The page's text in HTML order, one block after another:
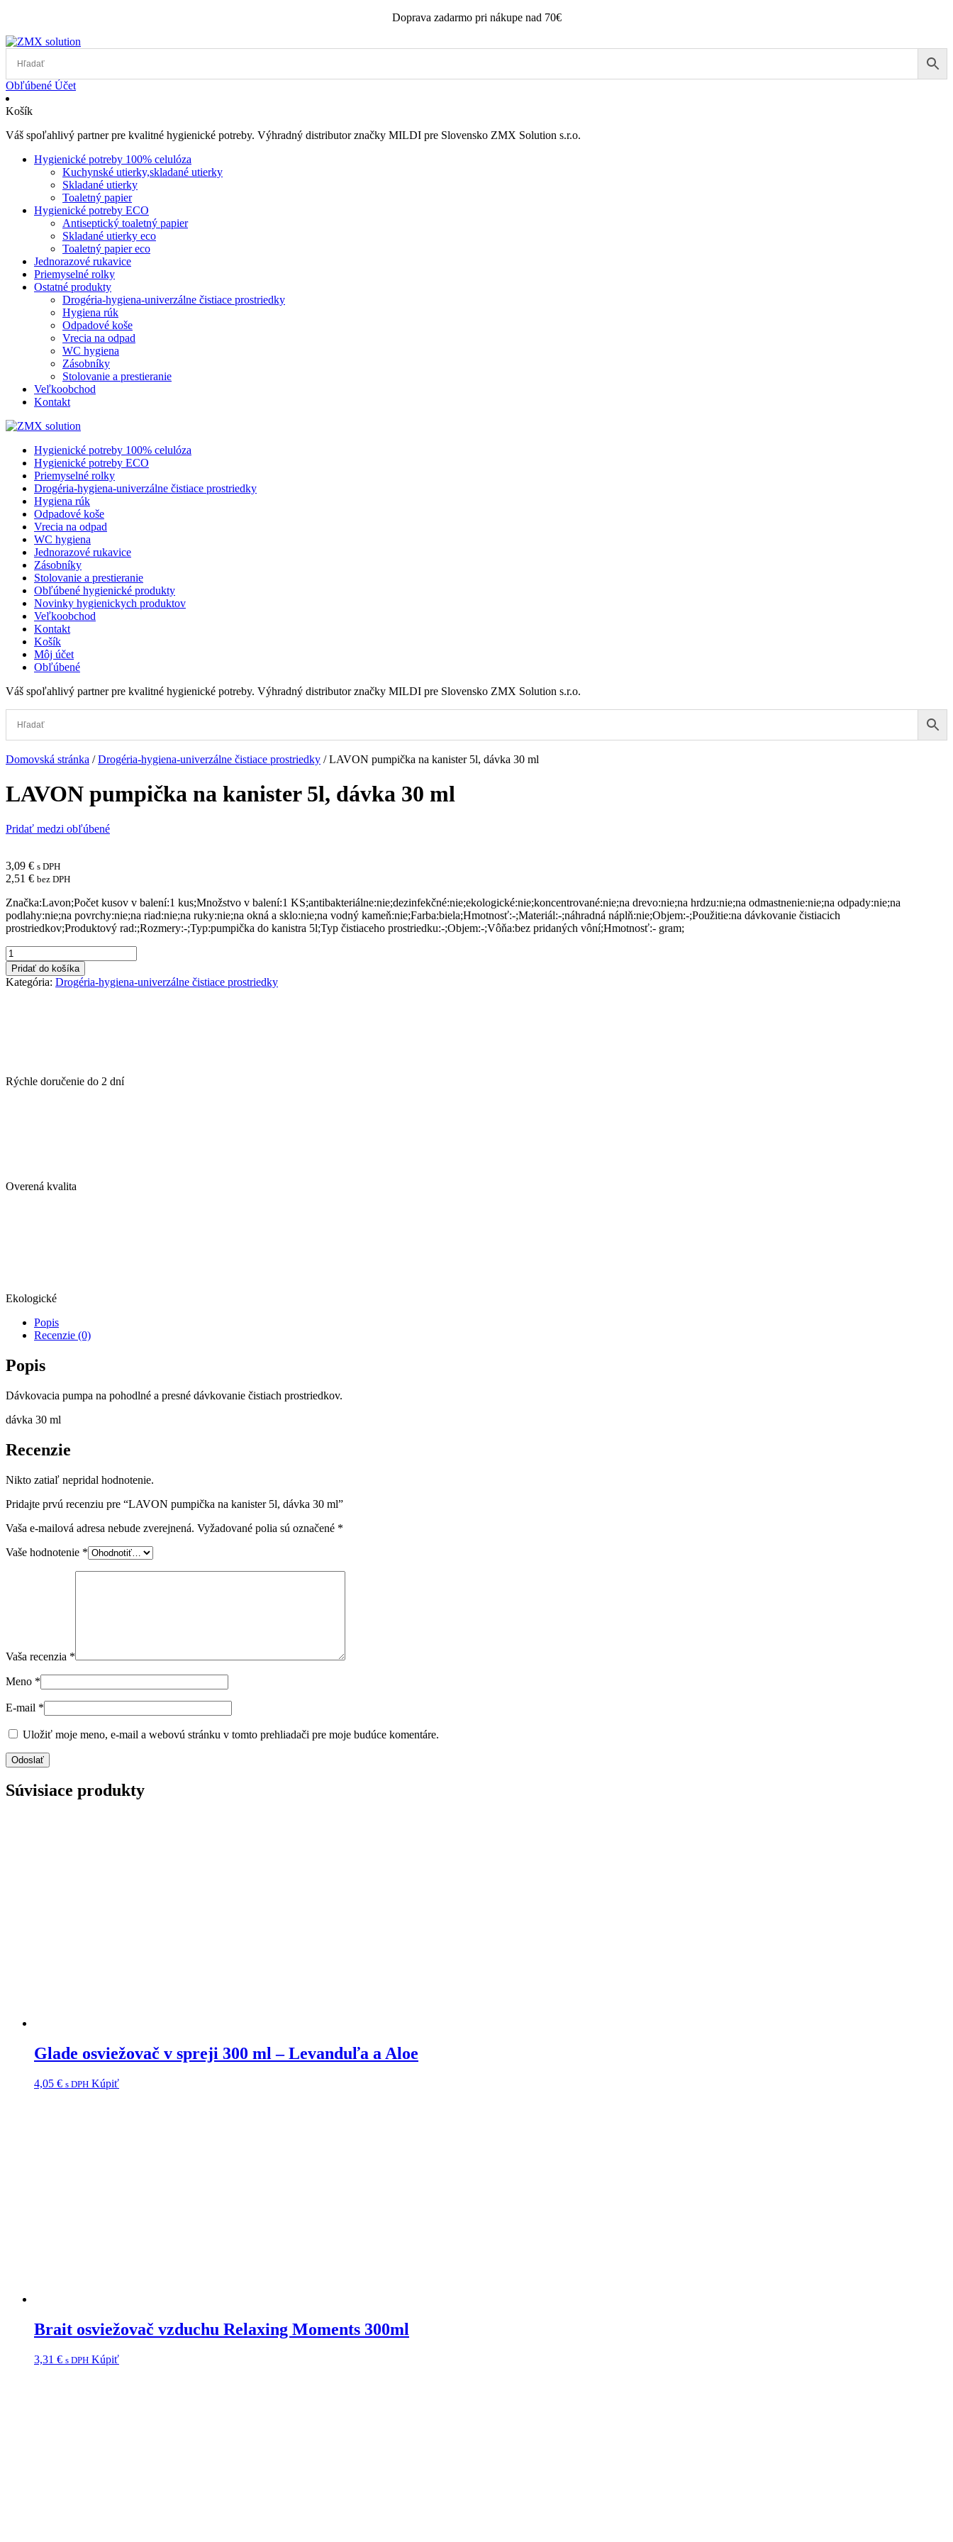
Doprava zadarmo pri nákupe nad 70€
Obľúbené Účet
Košík
Váš spoľahlivý partner pre kvalitné hygienické potreby. Výhradný distributor značky MILDI pre Slovensko ZMX Solution s.r.o.
Hygienické potreby 100% celulóza
Kuchynské utierky,skladané utierky
Skladané utierky
Toaletný papier
Hygienické potreby ECO
Antiseptický toaletný papier
Skladané utierky eco
Toaletný papier eco
Jednorazové rukavice
Priemyselné rolky
Ostatné produkty
Drogéria-hygiena-univerzálne čistiace prostriedky
Hygiena rúk
Odpadové koše
Vrecia na odpad
WC hygiena
Zásobníky
Stolovanie a prestieranie
Veľkoobchod
Kontakt
Hygienické potreby 100% celulóza
Hygienické potreby ECO
Priemyselné rolky
Drogéria-hygiena-univerzálne čistiace prostriedky
Hygiena rúk
Odpadové koše
Vrecia na odpad
WC hygiena
Jednorazové rukavice
Zásobníky
Stolovanie a prestieranie
Obľúbené hygienické produkty
Novinky hygienickych produktov
Veľkoobchod
Kontakt
Košík
Môj účet
Obľúbené
Váš spoľahlivý partner pre kvalitné hygienické potreby. Výhradný distributor značky MILDI pre Slovensko ZMX Solution s.r.o.
Domovská stránka /Drogéria-hygiena-univerzálne čistiace prostriedky /LAVON pumpička na kanister 5l, dávka 30 ml
LAVON pumpička na kanister 5l, dávka 30 ml
Pridať medzi obľúbené
3,09 € s DPH
2,51 € bez DPH
Značka:Lavon;Počet kusov v balení:1 kus;Množstvo v balení:1 KS;antibakteriálne:nie;dezinfekčné:nie;ekologické:nie;koncentrované:nie;na drevo:nie;na hrdzu:nie;na odmastnenie:nie;na odpady:nie;na
podlahy:nie;na povrchy:nie;na riad:nie;na ruky:nie;na okná a sklo:nie;na vodný kameň:nie;Farba:biela;Hmotnosť:-;Materiál:-;náhradná náplň:nie;Objem:-;Použitie:na dávkovanie čistiacich
prostriedkov;Produktový rad:;Rozmery:-;Typ:pumpička do kanistra 5l;Typ čistiaceho prostriedku:-;Objem:-;Vôňa:bez pridaných vôní;Hmotnosť:- gram;
množstvo
LAVON
pumpička
na
Pridať do košíka
Kategória: Drogéria-hygiena-univerzálne čistiace prostriedky
Rýchle doručenie do 2 dní
Overená kvalita
Ekologické
Popis
Recenzie (0)
Popis
Dávkovacia pumpa na pohodlné a presné dávkovanie čistiach prostriedkov.
dávka 30 ml
Recenzie
Nikto zatiaľ nepridal hodnotenie.
Pridajte prvú recenziu pre “LAVON pumpička na kanister 5l, dávka 30 ml”
Vaša e-mailová adresa nebude zverejnená. Vyžadované polia sú označené *
Vaše hodnotenie *
Vaša recenzia *
Meno *
E-mail *
Uložiť moje meno, e-mail a webovú stránku v tomto prehliadači pre moje budúce komentáre.
Súvisiace produkty
Glade osviežovač v spreji 300 ml – Levanduľa a Aloe
4,05 € s DPH Kúpiť
Brait osviežovač vzduchu Relaxing Moments 300ml
3,31 € s DPH Kúpiť